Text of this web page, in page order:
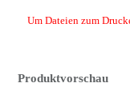
Um Dateien zum
Produktvorschau